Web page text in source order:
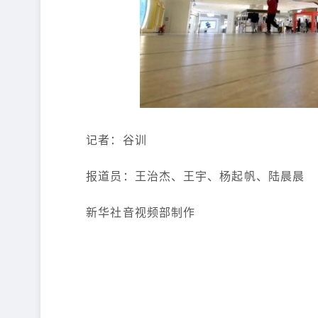
记者：谷训
报道员：王治杰、王宇、杨起帆、陆晨晨
新华社音视频部制作